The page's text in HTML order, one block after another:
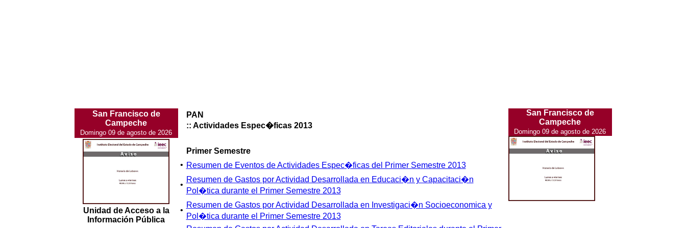
San Francisco de
Campeche
Domingo 09 de agosto de 2026
Unidad de Acceso a la
Información Pública
PAN
:: Actividades Espec�ficas 2013
Primer Semestre
• Resumen de Eventos de Actividades Espec�ficas del Primer Semestre 2013
•
Resumen de Gastos por Actividad Desarrollada en Educaci�n y Capacitaci�n
Pol�tica durante el Primer Semestre 2013
•
Resumen de Gastos por Actividad Desarrollada en Investigaci�n Socioeconomica y
Pol�tica durante el Primer Semestre 2013
San Francisco de
Campeche
Domingo 09 de agosto de 2026